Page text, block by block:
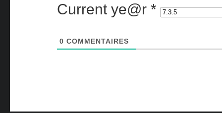
Current ye@r *
0 COMMENTAIRES